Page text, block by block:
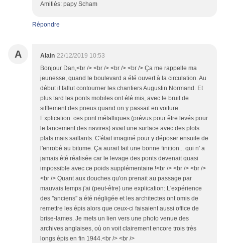
Amitiés: papy Scham
Répondre
A Alain 22/12/2019 10:53
Bonjour Dan,<br /> <br /> <br /> <br /> Ça me rappelle ma
jeunesse, quand le boulevard a été ouvert à la circulation. Au
début il fallut contourner les chantiers Augustin Normand. Et
plus tard les ponts mobiles ont été mis, avec le bruit de
sifflement des pneus quand on y passait en voiture.
Explication: ces pont métalliques (prévus pour être levés pour
le lancement des navires) avait une surface avec des plots
plats mais saillants. C'était imaginé pour y déposer ensuite de
l'enrobé au bitume. Ça aurait fait une bonne finition... qui n' a
jamais été réalisée car le levage des ponts devenait quasi
impossible avec ce poids supplémentaire !<br /> <br /> <br />
<br /> Quant aux douches qu'on prenait au passage par
mauvais temps j'ai (peut-être) une explication: L'expérience
des ''anciens'' a été négligée et les architectes ont omis de
remettre les épis alors que ceux-ci faisaient aussi office de
brise-lames. Je mets un lien vers une photo venue des
archives anglaises, où on voit clairement encore trois très
longs épis en fin 1944.<br /> <br />